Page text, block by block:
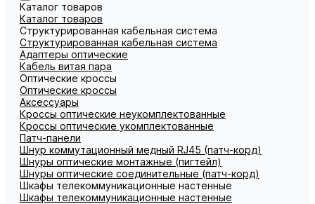
Каталог товаров
Каталог товаров
Структурированная кабельная система
Структурированная кабельная система
Адаптеры оптические
Кабель витая пара
Оптические кроссы
Оптические кроссы
Аксессуары
Кроссы оптические неукомплектованные
Кроссы оптические укомплектованные
Патч-панели
Шнур коммутационный медный RJ45 (патч-корд)
Шнуры оптические монтажные (пигтейл)
Шнуры оптические соединительные (патч-корд)
Шкафы телекоммуникационные настенные
Шкафы телекоммуникационные настенные